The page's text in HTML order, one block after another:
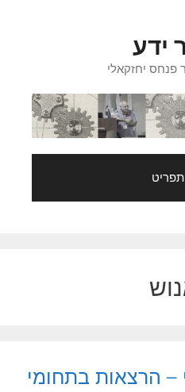
ידע
יחזקאלי
תפריט
– הרצאות בתחומי